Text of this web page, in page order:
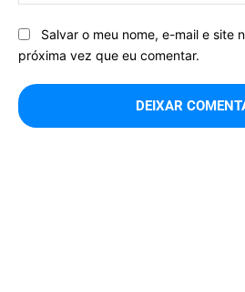
Salvar o meu nome, e-mail e site
próxima vez que eu comentar.